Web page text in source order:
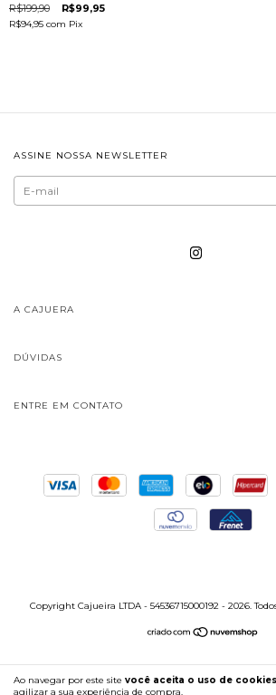
Ao navegar por este site você aceita o uso de cookies
agilizar a sua experiência de compra.
R$199,90 R$99,95
R$94,95 com Pix
ASSINE NOSSA NEWSLETTER
A CAJUERA
DÚVIDAS
ENTRE EM CONTATO
Copyright Cajueira LTDA - 54536715000192 - 2026.